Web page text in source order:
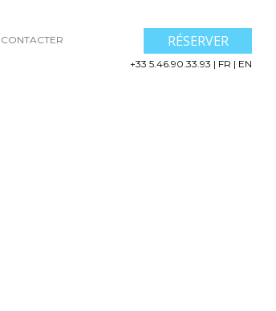
CONTACTER RÉSERVER
+33 5.46.90.33.93 | FR | EN